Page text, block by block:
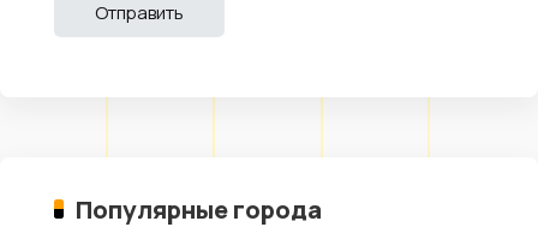
Популярные города